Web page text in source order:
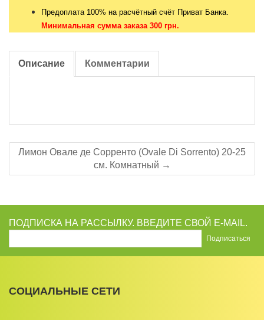
Предоплата 100% на расчётный счёт Приват Банка.
Минимальная сумма заказа 300 грн.
Описание Комментарии
Лимон Овале де Сорренто (Ovale Di Sorrento) 20-25
см. Комнатный →
ПОДПИСКА НА РАССЫЛКУ. ВВЕДИТЕ СВОЙ E-MAIL.
СОЦИАЛЬНЫЕ СЕТИ